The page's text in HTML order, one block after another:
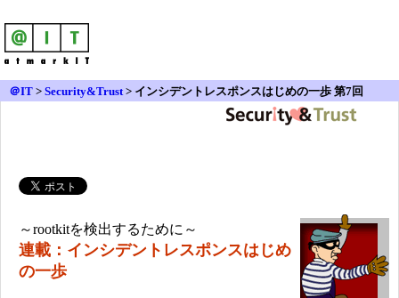
＠IT > Security&Trust> インシデントレスポンスはじめの一歩 第7回
～rootkitを検出するために～
連載： インシデントレスポンスはじめ
の一歩